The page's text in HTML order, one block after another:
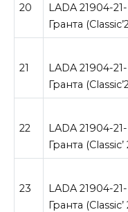
20
LADA 21904-
Гранта
21
LADA 21904-
Гранта
22
LADA 21904-
Гранта (Сlassic’
23
LADA 21904-
Гранта (Сlassic’